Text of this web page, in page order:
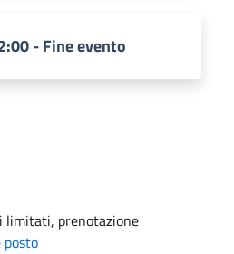
- Fine evento
limitati, prenotazione
posto